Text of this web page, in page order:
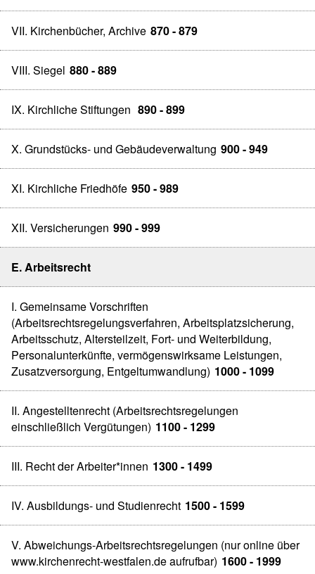
VII. Kirchenbücher, Archive 870 - 879
VIII. Siegel 880 - 889
IX. Kirchliche Stiftungen 890 - 899
X. Grundstücks- und Gebäudeverwaltung 900 - 949
XI. Kirchliche Friedhöfe 950 - 989
XII. Versicherungen 990 - 999
E. Arbeitsrecht
I. Gemeinsame Vorschriften
(Arbeitsrechtsregelungsverfahren, Arbeitsplatzsicherung,
Arbeitsschutz, Altersteilzeit, Fort- und Weiterbildung,
Personalunterkünfte, vermögenswirksame Leistungen,
Zusatzversorgung, Entgeltumwandlung) 1000 - 1099
II. Angestelltenrecht (Arbeitsrechtsregelungen
einschließlich Vergütungen) 1100 - 1299
III. Recht der Arbeiter*innen 1300 - 1499
IV. Ausbildungs- und Studienrecht 1500 - 1599
V. Abweichungs-Arbeitsrechtsregelungen (nur online über
www.kirchenrecht-westfalen.de aufrufbar) 1600 - 1999